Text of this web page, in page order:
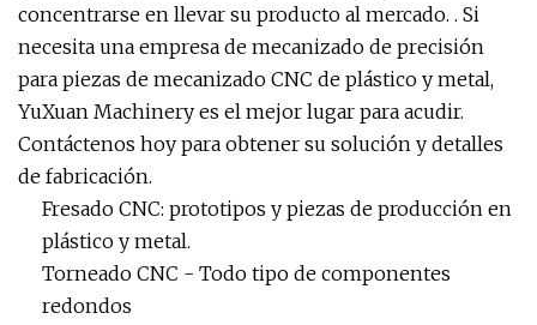
concentrarse en llevar su producto al mercado. . Si
necesita una empresa de mecanizado de precisión
para piezas de mecanizado CNC de plástico y metal,
YuXuan Machinery es el mejor lugar para acudir.
Contáctenos hoy para obtener su solución y detalles
de fabricación.
Fresado CNC: prototipos y piezas de producción en
plástico y metal.
Torneado CNC - Todo tipo de componentes
redondos